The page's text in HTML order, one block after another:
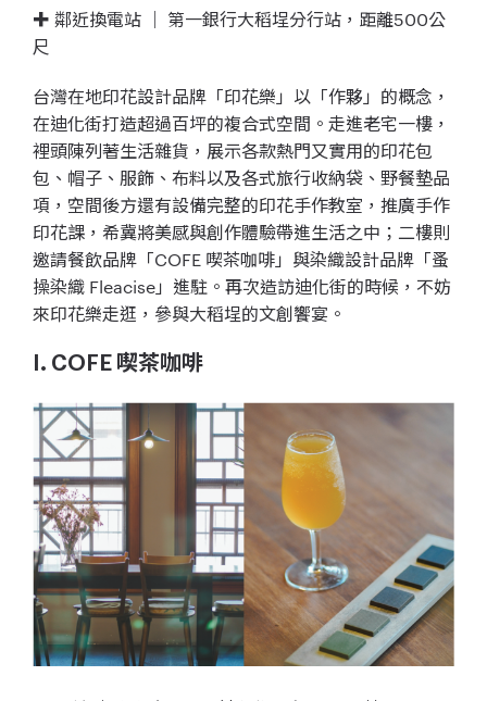
✚ 鄰近換電站 ｜ 第一銀行大稻埕分行站，距離500公
尺
台灣在地印花設計品牌「印花樂」以「作夥」的概念，
在迪化街打造超過百坪的複合式空間。走進老宅一樓，
裡頭陳列著生活雜貨，展示各款熱門又實用的印花包
包、帽子、服飾、布料以及各式旅行收納袋、野餐墊品
項，空間後方還有設備完整的印花手作教室，推廣手作
印花課，希冀將美感與創作體驗帶進生活之中；二樓則
邀請餐飲品牌「COFE 喫茶咖啡」與染織設計品牌「蚤
操染織 Fleacise」進駐。再次造訪迪化街的時候，不妨
來印花樂走逛，參與大稻埕的文創饗宴。
I. COFE 喫茶咖啡